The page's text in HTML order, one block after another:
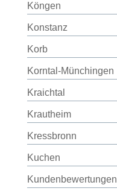
Köngen
Konstanz
Korb
Korntal-Münchingen
Kraichtal
Krautheim
Kressbronn
Kuchen
Kundenbewertungen